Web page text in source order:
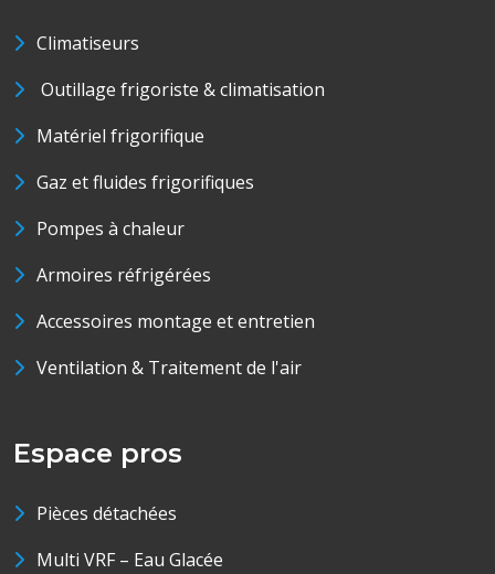
Climatiseurs
Outillage frigoriste & climatisation
Matériel frigorifique
Gaz et fluides frigorifiques
Pompes à chaleur
Armoires réfrigérées
Accessoires montage et entretien
Ventilation & Traitement de l'air
Espace pros
Pièces détachées
Multi VRF – Eau Glacée